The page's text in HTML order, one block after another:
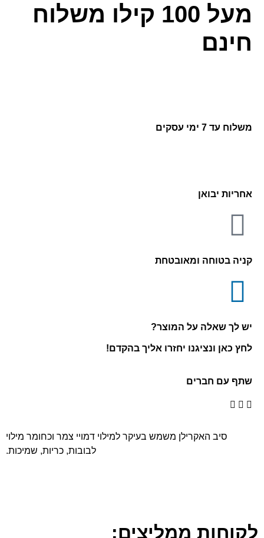
מעל 100 קילו משלוח
חינם
משלוח עד 7 ימי עסקים
אחריות יבואן
קניה בטוחה ומאובטחת
יש לך שאלה על המוצר?
לחץ כאן ונציגנו יחזרו אליך בהקדם!
שתף עם חברים
סיב האקרילן משמש בעיקר למילוי דמויי צמר וכחומר מילוי
לבובות, כריות, שמיכות.
לקוחות ממליצים: